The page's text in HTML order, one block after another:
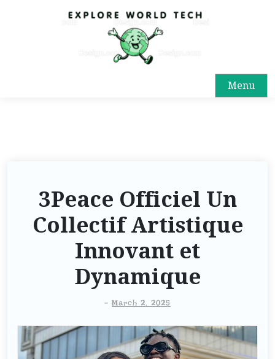
Menu
3Peace Officiel Un
Collectif Artistique
Innovant et
Dynamique
- March 2, 2025